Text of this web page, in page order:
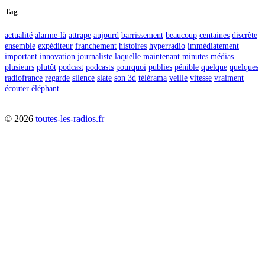
Tag
actualité alarme-là attrape aujourd barrissement beaucoup centaines discrète
ensemble expéditeur franchement histoires hyperradio immédiatement
important innovation journaliste laquelle maintenant minutes médias
plusieurs plutôt podcast podcasts pourquoi publies pénible quelque quelques
radiofrance regarde silence slate son 3d télérama veille vitesse vraiment
écouter éléphant
© 2026 toutes-les-radios.fr